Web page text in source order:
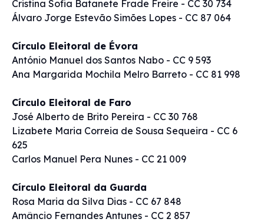
Cristina Sofia Batanete Frade Freire - CC 30 734
Álvaro Jorge Estevão Simões Lopes - CC 87 064
Círculo Eleitoral de Évora
António Manuel dos Santos Nabo - CC 9 593
Ana Margarida Mochila Melro Barreto - CC 81 998
Círculo Eleitoral de Faro
José Alberto de Brito Pereira - CC 30 768
Lizabete Maria Correia de Sousa Sequeira - CC 6
625
Carlos Manuel Pera Nunes - CC 21 009
Círculo Eleitoral da Guarda
Rosa Maria da Silva Dias - CC 67 848
Amâncio Fernandes Antunes - CC 2 857